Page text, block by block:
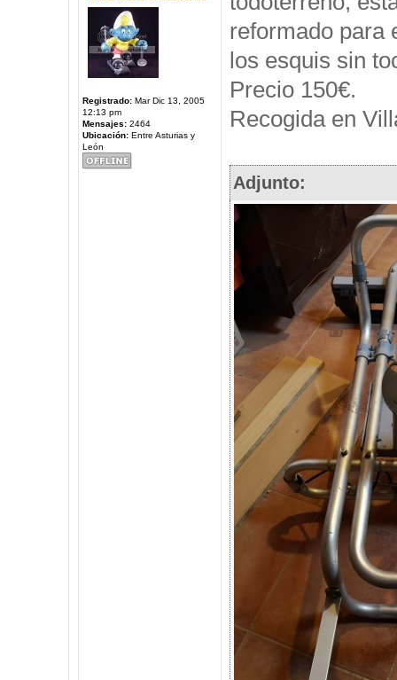
Registrado:Mar Dic 13, 2005
12:13 pm
Mensajes:2464
Ubicación:Entre Asturias y
León
reformado para
los esquis sin
Precio 150€.
Recogida en
Adjunto: